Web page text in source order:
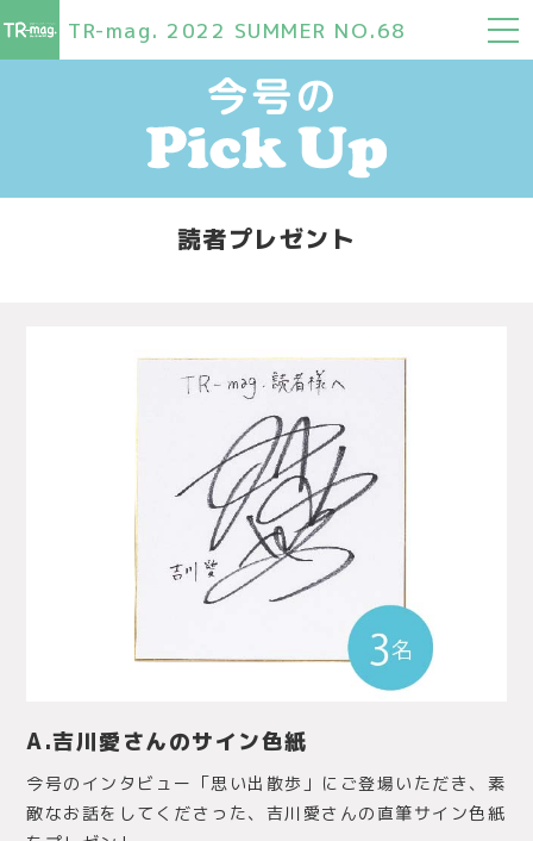
TR-mag. 2022 SUMMER NO.68
読者プレゼント
A.吉川愛さんのサイン色紙
今号のインタビュー「思い出散歩」にご登場いただき、素
敵なお話をしてくださった、吉川愛さんの直筆サイン色紙